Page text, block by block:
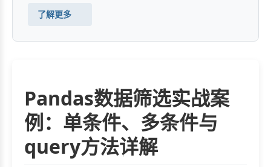
了解更多
Pandas数据筛选实战案
例：单条件、多条件与
query方法详解